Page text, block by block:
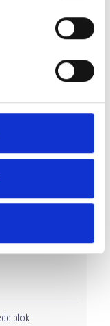
nieuw gestoken
blok